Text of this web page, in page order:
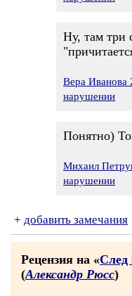
Ну, там три
Вера Иванова
нарушении
Понятно)
Михаил
нарушении
+ добавить замечания
Рецензия на «След
(Александр Рюсс)